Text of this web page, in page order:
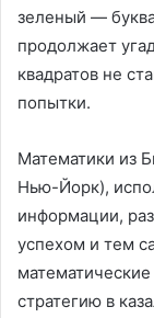
зеленый —
продолжает
квадратов не
попытки.
Математики из
Нью-Йорк),
информации,
успехом и тем
стратегию в